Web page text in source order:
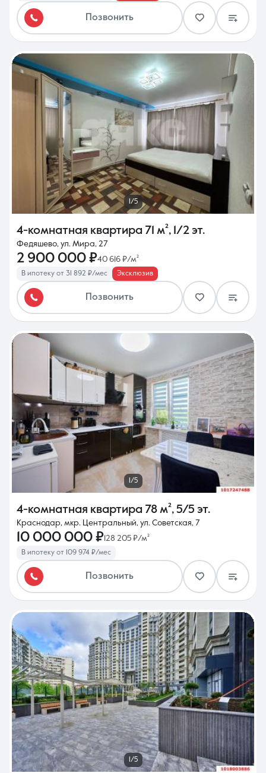
Позвонить
1/5
4-комнатная квартира 71 м², 1/2 эт.
Федяшево, ул. Мира, 27
2 900 000 ₽40 616 ₽/м²
В ипотеку от 31 892 ₽/мес Эксклюзив
Позвонить
1/5
4-комнатная квартира 78 м², 5/5 эт.
Краснодар, мкр. Центральный, ул. Советская, 7
10 000 000 ₽128 205 ₽/м²
В ипотеку от 109 974 ₽/мес
Позвонить
1/5